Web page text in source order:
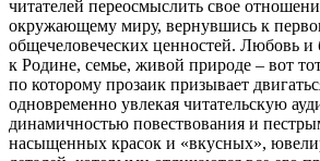
читателей переосмыслить свое
окружающему миру, вернувшись к
общечеловеческих ценностей. Любовь
к Родине, семье, живой природе – вот
по которому прозаик призывает
одновременно увлекая читательскую
динамичностью повествования и
насыщенных красок и «вкусных»,